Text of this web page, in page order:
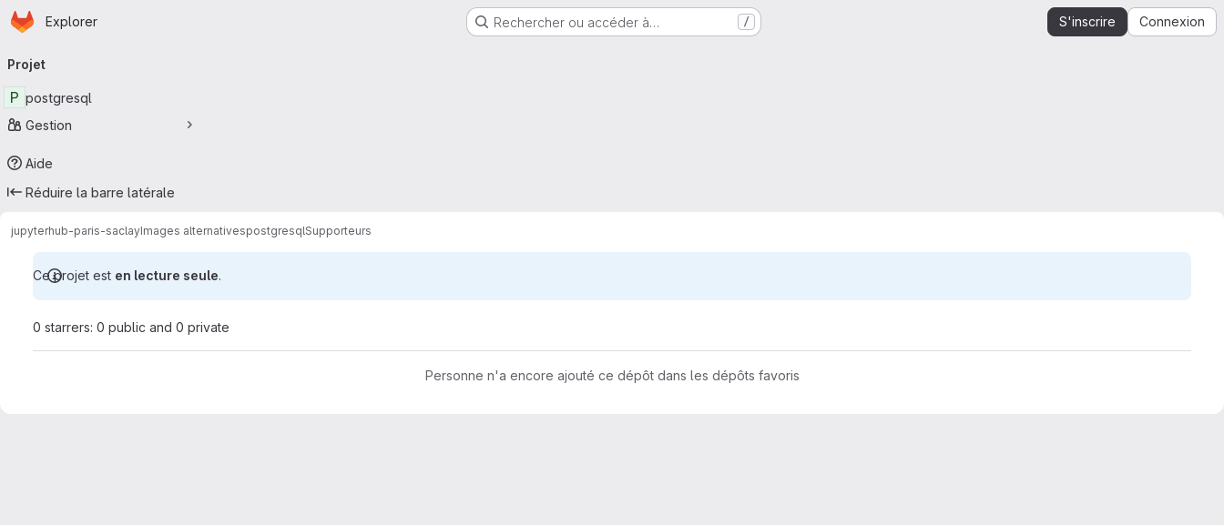
Passer au contenu principal
Page d'accueil
Explorer Rechercher ou accéder à… / S'inscrire Connexion
principale
Projet
P postgresql
Gestion
Aide
Réduire la barre latérale
jupyterhub-paris-saclayImages alternativespostgresqlSupporteurs
Ce projet est en lecture seule.
0 starrers: 0 public and 0 private
Personne n'a encore ajouté ce dépôt dans les dépôts favoris